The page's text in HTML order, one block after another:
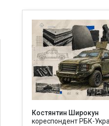
Костянтин Широкун
кореспондент РБК-